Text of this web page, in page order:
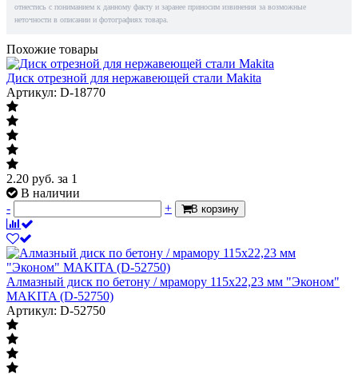
отнестись с пониманием к данному факту и заранее приносим извинения за возможные
неточности в описании и фотографиях товара.
Похожие товары
Диск отрезной для нержавеющей стали Makita
Артикул: D-18770
2.20 руб. за 1
В наличии
-
+ В корзину
Алмазный диск по бетону / мрамору 115х22,23 мм "Эконом"
MAKITA (D-52750)
Артикул: D-52750